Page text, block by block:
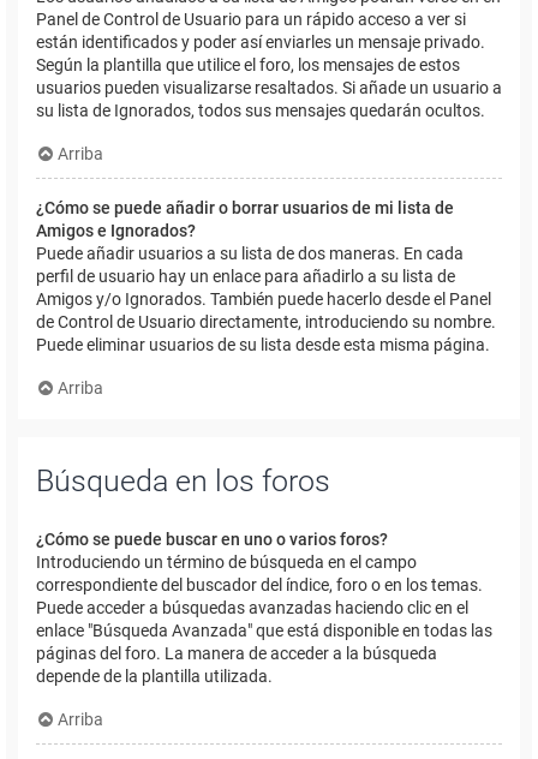
Panel de Control de Usuario para un rápido acceso a ver si
están identificados y poder así enviarles un mensaje privado.
Según la plantilla que utilice el foro, los mensajes de estos
usuarios pueden visualizarse resaltados. Si añade un usuario a
su lista de Ignorados, todos sus mensajes quedarán ocultos.
Arriba
¿Cómo se puede añadir o borrar usuarios de mi lista de
Amigos e Ignorados?
Puede añadir usuarios a su lista de dos maneras. En cada
perfil de usuario hay un enlace para añadirlo a su lista de
Amigos y/o Ignorados. También puede hacerlo desde el Panel
de Control de Usuario directamente, introduciendo su nombre.
Puede eliminar usuarios de su lista desde esta misma página.
Arriba
Búsqueda en los foros
¿Cómo se puede buscar en uno o varios foros?
Introduciendo un término de búsqueda en el campo
correspondiente del buscador del índice, foro o en los temas.
Puede acceder a búsquedas avanzadas haciendo clic en el
enlace "Búsqueda Avanzada" que está disponible en todas las
páginas del foro. La manera de acceder a la búsqueda
depende de la plantilla utilizada.
Arriba